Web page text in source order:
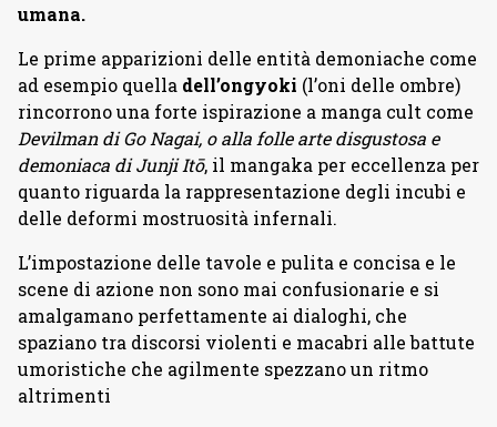
umana.
Le prime apparizioni delle entità demoniache come
ad esempio quella dell’ongyoki (l’oni delle ombre)
rincorrono una forte ispirazione a manga cult come
Devilman di Go Nagai, o alla folle arte disgustosa e
demoniaca di Junji Itō, il mangaka per eccellenza per
quanto riguarda la rappresentazione degli incubi e
delle deformi mostruosità infernali.
L’impostazione delle tavole e pulita e concisa e le
scene di azione non sono mai confusionarie e si
amalgamano perfettamente ai dialoghi, che
spaziano tra discorsi violenti e macabri alle battute
umoristiche che agilmente spezzano un ritmo
altrimenti